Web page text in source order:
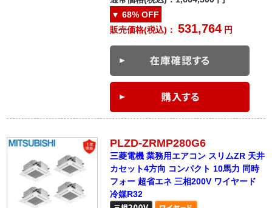
▼ 68% OFF
販売価格(税込)：531,764 円
PLZD-ZRMP280G6
三菱電機 業務用エアコン スリムZR 天井
カセット4方向 コンパクト 10馬力 同時
フォー 超省エネ 三相200V ワイヤード
冷媒R32